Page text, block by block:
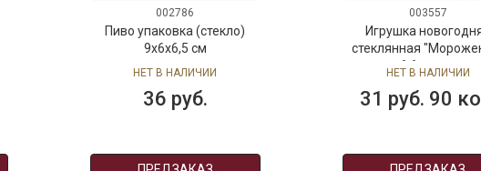
002786
Пиво упаковка (стекло)
9х6х6,5 см
НЕТ В НАЛИЧИИ
36 руб.
003557
Игрушка
стеклянная
диаметр 6,6 см,
НЕТ В НАЛИЧИИ
31 руб. 90